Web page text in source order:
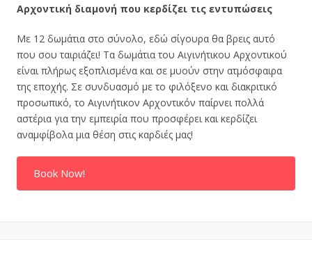
Αρχοντική διαμονή που κερδίζει τις εντυπώσεις
Με 12 δωμάτια στο σύνολο, εδώ σίγουρα θα βρεις αυτό
που σου ταιριάζει! Τα δωμάτια του Αιγινήτικου Αρχοντικού
είναι πλήρως εξοπλισμένα και σε μυούν στην ατμόσφαιρα
της εποχής. Σε συνδυασμό με το φιλόξενο και διακριτικό
προσωπικό, το Αιγινήτικον Αρχοντικόν παίρνει πολλά
αστέρια για την εμπειρία που προσφέρει και κερδίζει
αναμφίβολα μια θέση στις καρδιές μας!
Book Now!